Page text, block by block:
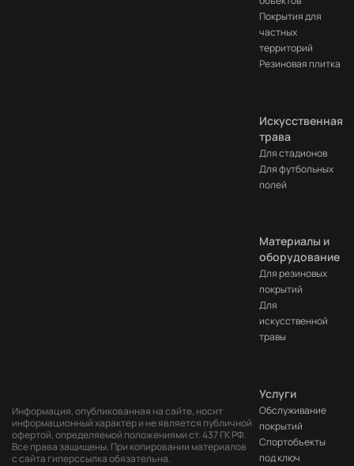
Информация, опубликованная на сайте, носит
информационный характер и не является публичной
офертой, определяемой положениями ст. 437 ГК РФ.
Все права защищены. При копировании материалов
с сайта гиперссылка обязательна.
Покрытия для
частных
территорий
Резиновая плитка
Искусственная
трава
Для стадионов
Для футбольных
полей
Материалы и
оборудование
Для резиновых
покрытий
Для
искусственной
травы
Услуги
Обслуживание
покрытий
Cпортобъекты
под ключ